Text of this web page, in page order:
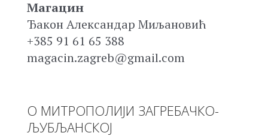
Магацин
Ђакон Александар Миљановић
+385 91 61 65 388
magacin.zagreb@gmail.com
О МИТРОПОЛИЈИ ЗАГРЕБАЧКО-
ЉУБЉАНСКОЈ